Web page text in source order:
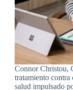
Connor Christou,
tratamiento contra
salud impulsado